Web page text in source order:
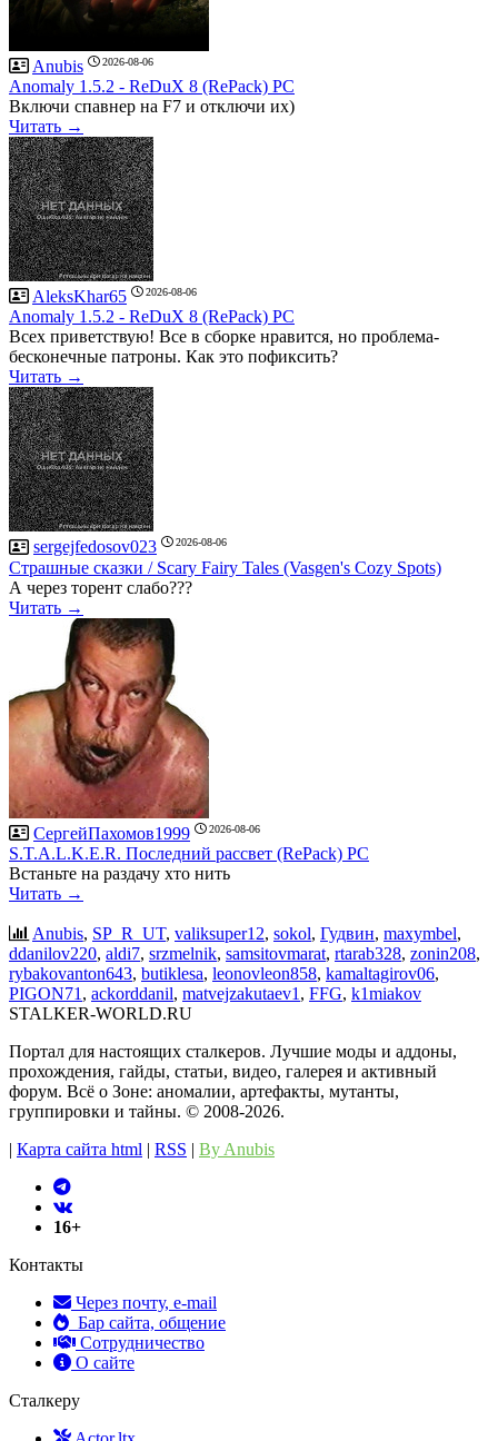
Anubis 2026-08-06
Anomaly 1.5.2 - ReDuX 8 (RePack) PC
Включи спавнер на F7 и отключи их)
Читать →
AleksKhar65 2026-08-06
Anomaly 1.5.2 - ReDuX 8 (RePack) PC
Всех приветствую! Все в сборке нравится, но проблема-
бесконечные патроны. Как это пофиксить?
Читать →
sergejfedosov023 2026-08-06
Страшные сказки / Scary Fairy Tales (Vasgen's Cozy Spots)
А через торент слабо???
Читать →
СергейПахомов1999 2026-08-06
S.T.A.L.K.E.R. Последний рассвет (RePack) PC
Встаньте на раздачу хто нить
Читать →
Anubis, SP_R_UT, valiksuper12, sokol, Гудвин, maxymbel,
ddanilov220, aldi7, srzmelnik, samsitovmarat, rtarab328, zonin208,
rybakovanton643, butiklesa, leonovleon858, kamaltagirov06,
PIGON71 , ackorddanil, matvejzakutaev1 , FFG, k1miakov
STALKER-WORLD.RU
Портал для настоящих сталкеров. Лучшие моды и аддоны,
прохождения, гайды, статьи, видео, галерея и активный
форум. Всё о Зоне: аномалии, артефакты, мутанты,
группировки и тайны. ©️ 2008-2026.
| Карта сайта html | RSS | By Anubis
16+
Контакты
Через почту, e-mail
Бар сайта, общение
Сотрудничество
О сайте
Сталкеру